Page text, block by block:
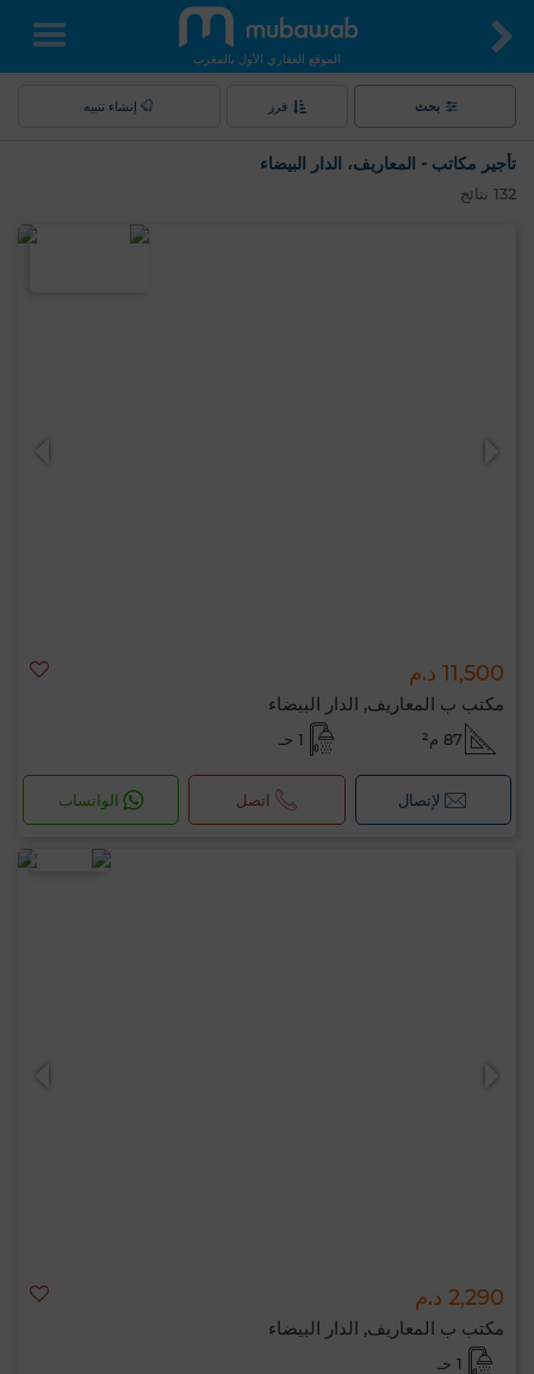
الموقع العقاري الأول بالمغرب
بحث فرز إنشاء تنبيه
تأجير مكاتب - المعاريف، الدار البيضاء
132 نتائج
11,500 د.م
مكتب ب المعاريف, الدار البيضاء
87 م² 1 حـ
لإتصال اتصل الواتساب
2,290 د.م
مكتب ب المعاريف, الدار البيضاء
1 حـ